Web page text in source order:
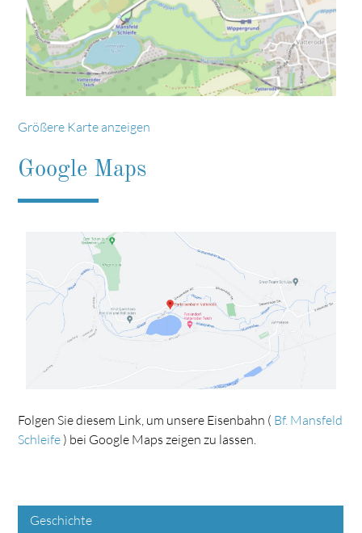
Größere Karte anzeigen
Google Maps
Folgen Sie diesem Link, um unsere Eisenbahn ( Bf. Mansfeld
Schleife ) bei Google Maps zeigen zu lassen.
Geschichte